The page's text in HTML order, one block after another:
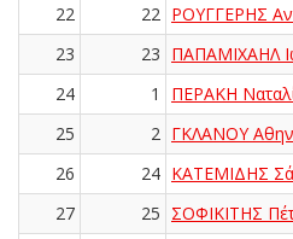
22
22 ΡΟΥΓΓΕΡΗΣ
23
23 ΠΑΠΑΜΙΧΑΗΛ
24
1 ΠΕΡΑΚΗ
25
2 ΓΚΛΑΝΟΥ
26
24 ΚΑΤΕΜΙΔΗΣ
27
25 ΣΟΦΙΚΙΤΗΣ